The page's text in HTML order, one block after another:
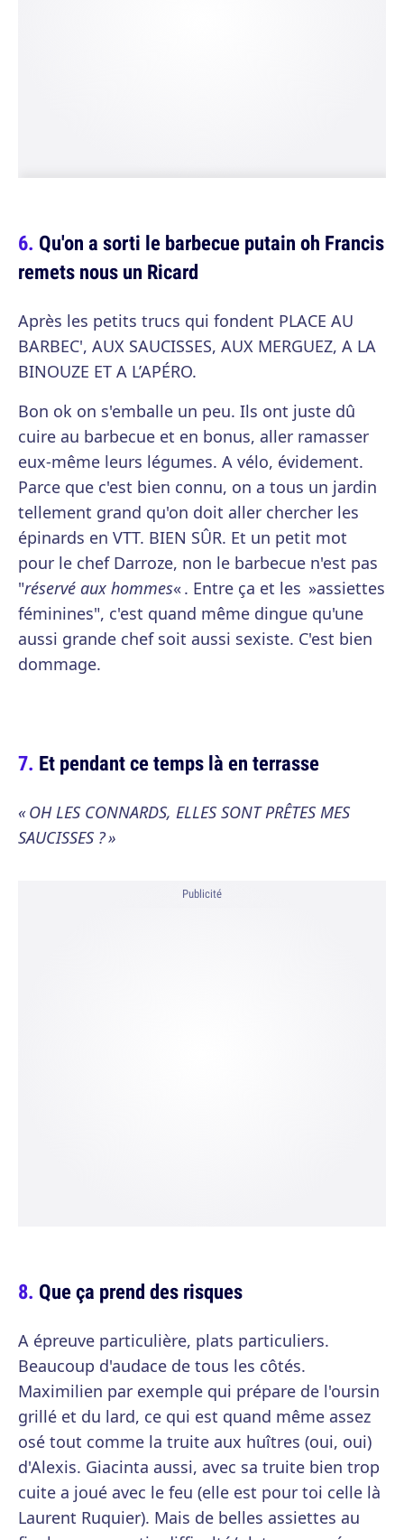
Qu'on a sorti le barbecue putain oh Francis
remets nous un Ricard
Après les petits trucs qui fondent PLACE AU
BARBEC', AUX SAUCISSES, AUX MERGUEZ, A LA
BINOUZE ET A L’APÉRO.
Bon ok on s'emballe un peu. Ils ont juste dû
cuire au barbecue et en bonus, aller ramasser
eux-même leurs légumes. A vélo, évidement.
Parce que c'est bien connu, on a tous un jardin
tellement grand qu'on doit aller chercher les
épinards en VTT. BIEN SÛR. Et un petit mot
pour le chef Darroze, non le barbecue n'est pas
"réservé aux hommes« . Entre ça et les »assiettes
féminines", c'est quand même dingue qu'une
aussi grande chef soit aussi sexiste. C'est bien
dommage.
Et pendant ce temps là en terrasse
« OH LES CONNARDS, ELLES SONT PRÊTES MES
SAUCISSES ? »
Publicité
Que ça prend des risques
A épreuve particulière, plats particuliers.
Beaucoup d'audace de tous les côtés.
Maximilien par exemple qui prépare de l'oursin
grillé et du lard, ce qui est quand même assez
osé tout comme la truite aux huîtres (oui, oui)
d'Alexis. Giacinta aussi, avec sa truite bien trop
cuite a joué avec le feu (elle est pour toi celle là
Laurent Ruquier). Mais de belles assiettes au